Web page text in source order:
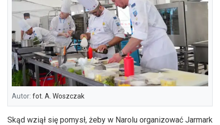
Autor: fot. A. Woszczak
Skąd wziął się pomysł, żeby w Narolu organizować Jarmark